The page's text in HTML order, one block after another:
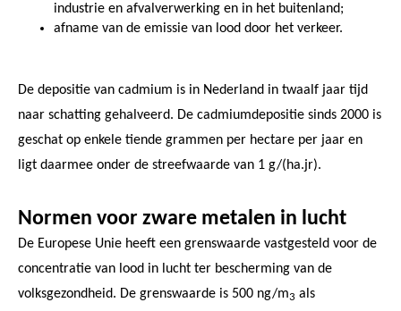
industrie en afvalverwerking en in het buitenland;
afname van de emissie van lood door het verkeer.
De depositie van cadmium is in Nederland in twaalf jaar tijd
naar schatting gehalveerd. De cadmiumdepositie sinds 2000 is
geschat op enkele tiende grammen per hectare per jaar en
ligt daarmee onder de streefwaarde van 1 g/(ha.jr).
Normen voor zware metalen in lucht
De Europese Unie heeft een grenswaarde vastgesteld voor de
concentratie van lood in lucht ter bescherming van de
volksgezondheid. De grenswaarde is 500 ng/m3 als